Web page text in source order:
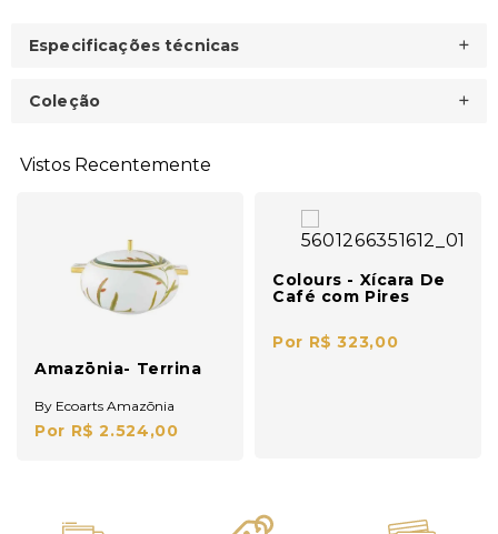
Especificações técnicas
Coleção
Vistos Recentemente
Amazōnia- Terrina
By Ecoarts Amazōnia
Por R$ 2.524,00
Colours - Xícara De
Café com Pires
Por R$ 323,00